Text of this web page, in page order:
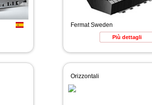
Fermat Sweden
Più dettagli
Orizzontali